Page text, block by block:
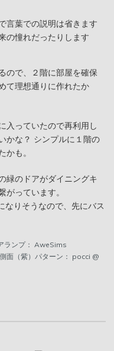
言葉での説明は省きます
の憧れだったりします
ので、２階に部屋を確保
て理想通りに作れたか
入っていたので再利用し
かな？ シンプルに１階の
も。
緑のドアがダイニングキ
がっています。
なりそうなので、先にバス
ランプ： AweSims
面（紫）パターン： pocci @